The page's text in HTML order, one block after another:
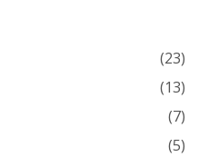
(23)
(13)
(7)
(5)